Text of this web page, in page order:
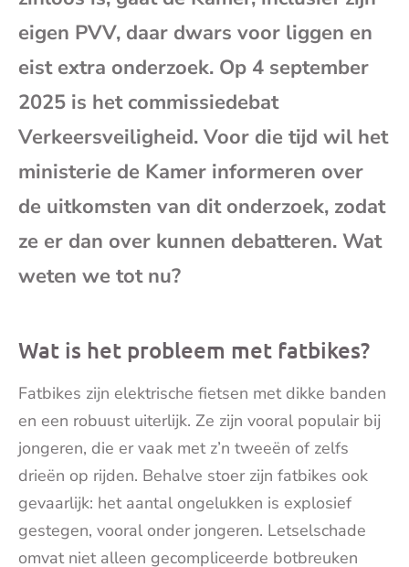
eigen PVV, daar dwars voor liggen en
eist extra onderzoek. Op 4 september
2025 is het commissiedebat
Verkeersveiligheid. Voor die tijd wil het
ministerie de Kamer informeren over
de uitkomsten van dit onderzoek, zodat
ze er dan over kunnen debatteren. Wat
weten we tot nu?
Wat is het probleem met fatbikes?
Fatbikes zijn elektrische fietsen met dikke banden
en een robuust uiterlijk. Ze zijn vooral populair bij
jongeren, die er vaak met z’n tweeën of zelfs
drieën op rijden. Behalve stoer zijn fatbikes ook
gevaarlijk: het aantal ongelukken is explosief
gestegen, vooral onder jongeren. Letselschade
omvat niet alleen gecompliceerde botbreuken